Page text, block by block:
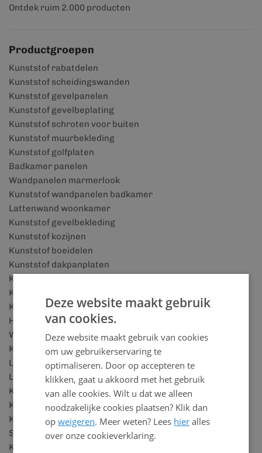
Ontdek ruim 2.000 producten
Productgroepen
Kunststof rabatdelen
Kunststof scheidingswanden
Kunststof gevelpanelen
Kunststof gevelbeplating
Kunststof schroten voor buiten
Kunststof muurbekleding
Kunststof golfplaten
Badkamer panelen
Wandpanelen marmerlook
Kunststof wandpanelen badkamer
Lattenwand woonkamer
Kunststof gevelbekleding
Kunststof kozijnen
Kunststof boeidelen
Kunststof dakpanplaten
Kunststof vensterbanken
Kunststof plafonds
Kunststof plafond voor badkamer
Houtlook wandpanelen
Wandbekleding badkamer
Kunststof plinten
Lattenwand accessoires
Lattenwand panelen
Keralit details
Keralit houtlook
Keralit rabatdelen
SPC vloeren
Keralit dakrandpaneel
Deze website maakt gebruik
van cookies.
Deze website maakt gebruik van cookies
om uw gebruikerservaring te
optimaliseren. Door op accepteren te
klikken, gaat u akkoord met het gebruik
van alle cookies. Wilt u dat we alleen
noodzakelijke cookies plaatsen? Klik dan
opweigeren. Meer weten? Lees hier alles
over onze cookieverklaring.